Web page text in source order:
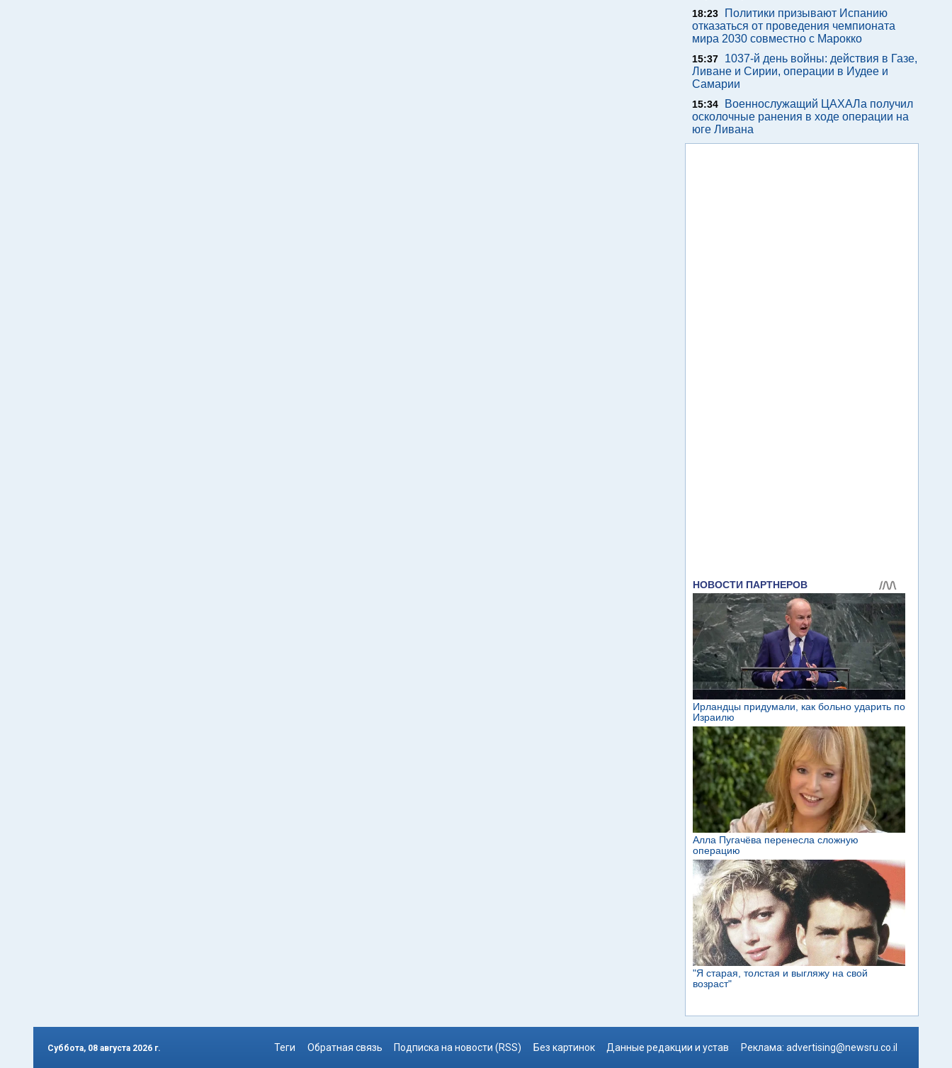
18:23
Политики призывают Испанию
отказаться от проведения чемпионата
мира 2030 совместно с Марокко
15:37
1037-й день войны: действия в Газе,
Ливане и Сирии, операции в Иудее и
Самарии
15:34
Военнослужащий ЦАХАЛа получил
осколочные ранения в ходе операции на
юге Ливана
Суббота, 08 августа 2026 г. Теги Обратная связь Подписка на новости (RSS) Без картинок Данные редакции и устав Реклама: advertising@newsru.co.il